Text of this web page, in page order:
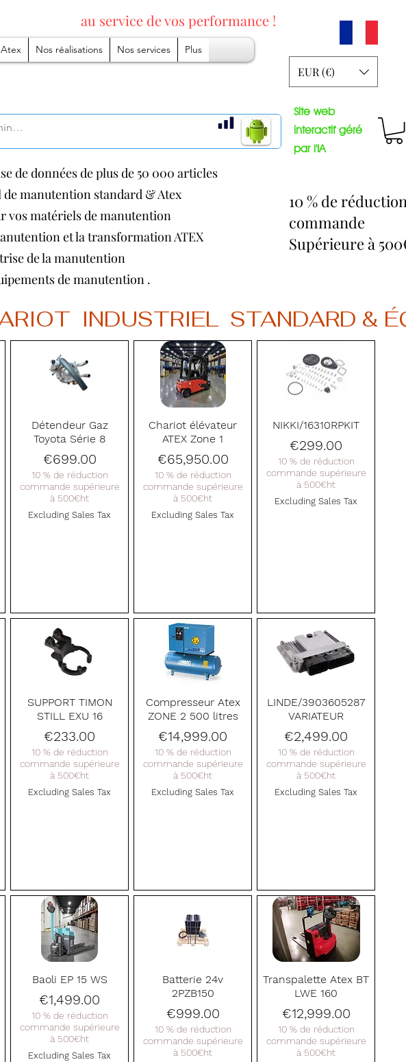
Nos réalisations Nos services Plus
EUR (€)
au service de vos performance !
de données de plus de 50 000 articles
de manutention standard & Atex
vos matériels de manutention
et la transformation ATEX
de la manutention
de manutention .
Site web
interactif géré
par l'IA
10 % de
commande
Supérieure à
INDUSTRIEL  STANDARD &
Quick View
Détendeur Gaz
Toyota Série 8
Price
€699.00
10 % de réduction
commande supérieure
à 500€ht
Excluding Sales Tax
Quick View
Chariot élévateur
ATEX Zone 1
Price
€65,950.00
10 % de réduction
commande supérieure
à 500€ht
Excluding Sales Tax
Quick View
NIKKI/16310RPKIT
Price
€299.00
10 % de réduction
commande supérieure
à 500€ht
Excluding Sales Tax
Quick View
SUPPORT TIMON
STILL EXU 16
Price
€233.00
10 % de réduction
commande supérieure
à 500€ht
Excluding Sales Tax
Quick View
Compresseur Atex
ZONE 2 500 litres
Price
€14,999.00
10 % de réduction
commande supérieure
à 500€ht
Excluding Sales Tax
Quick View
LINDE/3903605287
VARIATEUR
Price
€2,499.00
10 % de réduction
commande supérieure
à 500€ht
Excluding Sales Tax
Quick View
Baoli EP 15 WS
Price
€1,499.00
10 % de réduction
commande supérieure
à 500€ht
Excluding Sales Tax
Quick View
Batterie 24v
2PZB150
Price
€999.00
10 % de réduction
commande supérieure
à 500€ht
Quick View
Transpalette Atex BT
LWE 160
Price
€12,999.00
10 % de réduction
commande supérieure
à 500€ht